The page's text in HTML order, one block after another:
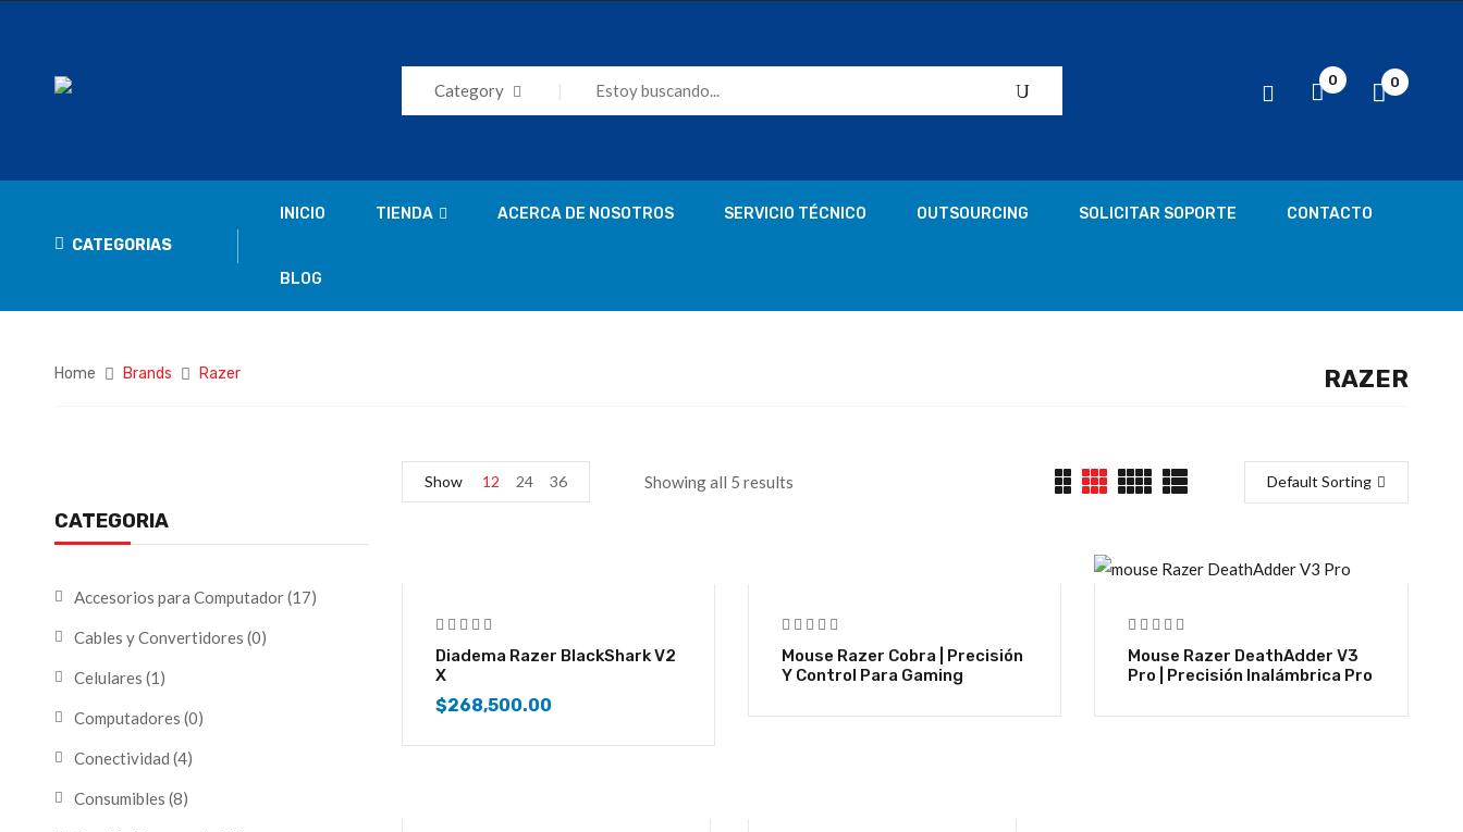
Category
0 0
CATEGORIAS
INICIO TIENDA ACERCA DE NOSOTROS SERVICIO TÉCNICO OUTSOURCING SOLICITAR SOPORTE CONTACTO
BLOG
Home Brands Razer RAZER
CATEGORIA
Accesorios para Computador(17)
Cables y Convertidores (0)
Celulares (1)
Computadores (0)
Conectividad (4)
Consumibles (8)
Showing all 5 results Default Sorting
Show 12 24 36
Diadema Razer BlackShark V2
X
$268,500.00
Mouse Razer Cobra | Precisión
Y Control Para Gaming
Mouse Razer DeathAdder V3
Pro | Precisión Inalámbrica Pro